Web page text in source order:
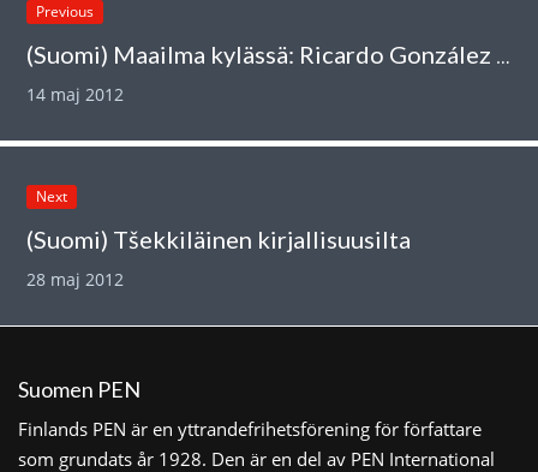
Previous
(Suomi) Maailma kylässä: Ricardo González Alfonso
14 maj 2012
Next
(Suomi) Tšekkiläinen kirjallisuusilta
28 maj 2012
Suomen PEN
Finlands PEN är en yttrandefrihetsförening för författare
som grundats år 1928. Den är en del av PEN International